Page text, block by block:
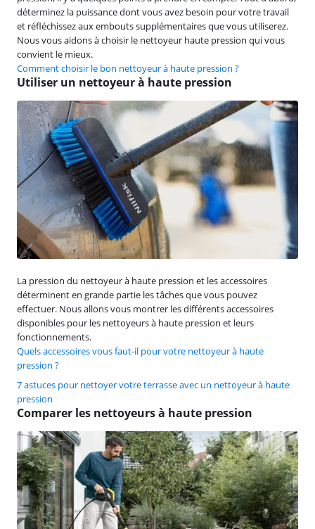
déterminez la puissance dont vous avez besoin pour votre travail
et réfléchissez aux embouts supplémentaires que vous utiliserez.
Nous vous aidons à choisir le nettoyeur haute pression qui vous
convient le mieux.
Comment choisir le bon nettoyeur à haute pression ?
Utiliser un nettoyeur à haute pression
La pression du nettoyeur à haute pression et les accessoires
déterminent en grande partie les tâches que vous pouvez
effectuer. Nous allons vous montrer les différents accessoires
disponibles pour les nettoyeurs à haute pression et leurs
fonctionnements.
Quels accessoires vous faut-il pour votre nettoyeur à haute
pression ?
7 astuces pour nettoyer votre terrasse avec un nettoyeur à haute
pression
Comparer les nettoyeurs à haute pression